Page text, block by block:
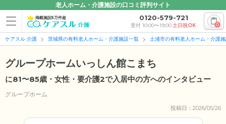
老人ホーム・介護施設の口コミ評判サイト
掲載施設5万件超 0120-579-721
受付 10:00〜19:00土日祝OK 0
ケアスル 介護 茨城県の有料老人ホーム・介護施設一覧 土浦市の有料老人ホーム・介護
グループホームいっしん館こまち
に81〜85歳・女性・要介護2で入居中の方へのインタビュー
グループホーム
投稿日：2026/05/26